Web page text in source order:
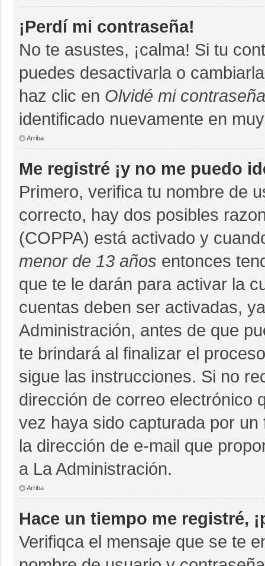
¡Perdí mi contraseña!
No te asustes, ¡calma! Si tu
puedes desactivarla o
haz clic en Olvidé mi contraseña
identificado nuevamente en
Arriba
Me registré ¡y no me puedo
Primero, verifica tu nombre de
correcto, hay dos posibles
(COPPA) está activado y
menor de 13 años entonces
que te le darán para activar la
cuentas deben ser activadas,
Administración, antes de que
te brindará al finalizar el
sigue las instrucciones. Si no
dirección de correo electrónico
vez haya sido capturada por
la dirección de e-mail que
a La Administración.
Arriba
Hace un tiempo me registré,
Verifiqca el mensaje que se te